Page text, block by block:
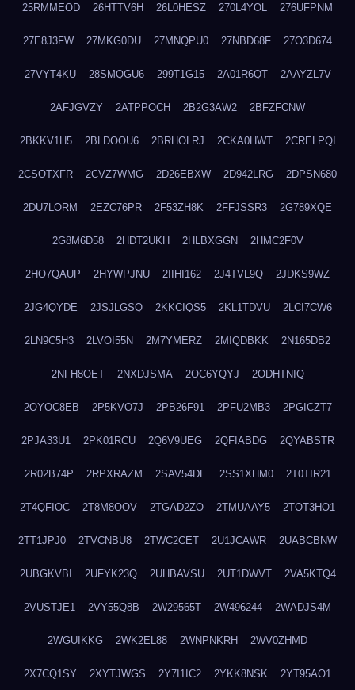
25RMMEOD 26HTTV6H 26L0HESZ 270L4YOL 276UFPNM
27E8J3FW 27MKG0DU 27MNQPU0 27NBD68F 27O3D674
27VYT4KU 28SMQGU6 299T1G15 2A01R6QT 2AAYZL7V
2AFJGVZY 2ATPPOCH 2B2G3AW2 2BFZFCNW
2BKKV1H5 2BLDOOU6 2BRHOLRJ 2CKA0HWT 2CRELPQI
2CSOTXFR 2CVZ7WMG 2D26EBXW 2D942LRG 2DPSN680
2DU7LORM 2EZC76PR 2F53ZH8K 2FFJSSR3 2G789XQE
2G8M6D58 2HDT2UKH 2HLBXGGN 2HMC2F0V
2HO7QAUP 2HYWPJNU 2IIHI162 2J4TVL9Q 2JDKS9WZ
2JG4QYDE 2JSJLGSQ 2KKCIQS5 2KL1TDVU 2LCI7CW6
2LN9C5H3 2LVOI55N 2M7YMERZ 2MIQDBKK 2N165DB2
2NFH8OET 2NXDJSMA 2OC6YQYJ 2ODHTNIQ
2OYOC8EB 2P5KVO7J 2PB26F91 2PFU2MB3 2PGICZT7
2PJA33U1 2PK01RCU 2Q6V9UEG 2QFIABDG 2QYABSTR
2R02B74P 2RPXRAZM 2SAV54DE 2SS1XHM0 2T0TIR21
2T4QFIOC 2T8M8OOV 2TGAD2ZO 2TMUAAY5 2TOT3HO1
2TT1JPJ0 2TVCNBU8 2TWC2CET 2U1JCAWR 2UABCBNW
2UBGKVBI 2UFYK23Q 2UHBAVSU 2UT1DWVT 2VA5KTQ4
2VUSTJE1 2VY55Q8B 2W29565T 2W496244 2WADJS4M
2WGUIKKG 2WK2EL88 2WNPNKRH 2WV0ZHMD
2X7CQ1SY 2XYTJWGS 2Y7I1IC2 2YKK8NSK 2YT95AO1